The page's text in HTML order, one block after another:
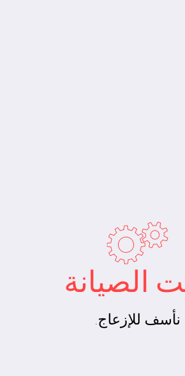
الصيانة
نأسف للإزعاج.